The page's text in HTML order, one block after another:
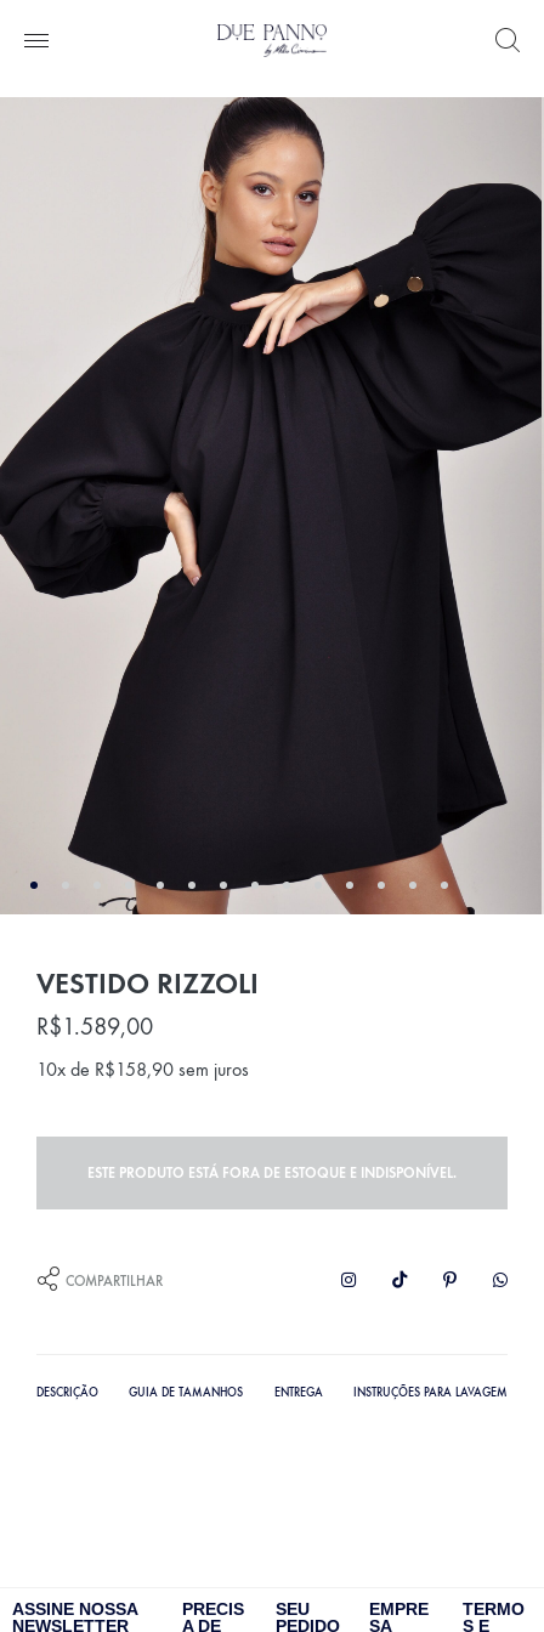
VESTIDO RIZZOLI
R$1.589,00
10x de R$158,90 sem juros
ESTE PRODUTO ESTÁ FORA DE ESTOQUE E INDISPONÍVEL.
COMPARTILHAR
DESCRIÇÃO GUIA DE TAMANHOS ENTREGA INSTRUÇÕES PARA LAVAGEM
ASSINE NOSSA
NEWSLETTER
PRECIS
A DE
SEU
PEDIDO
EMPRE
SA
TERMO
S E